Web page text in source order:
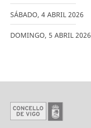
SÁBADO, 4 ABRIL 2026
DOMINGO, 5 ABRIL 2026